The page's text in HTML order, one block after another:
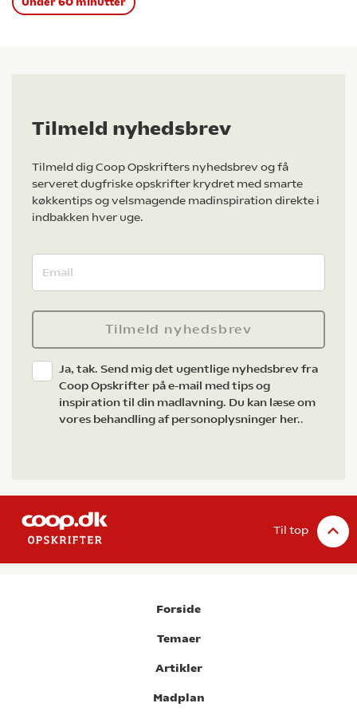
Tilmeld nyhedsbrev
Tilmeld dig Coop Opskrifters nyhedsbrev og få
serveret dugfriske opskrifter krydret med smarte
køkkentips og velsmagende madinspiration direkte i
indbakken hver uge.
Tilmeld nyhedsbrev
Ja, tak. Send mig det ugentlige nyhedsbrev fra
Coop Opskrifter på e-mail med tips og
inspiration til din madlavning. Du kan læse om
vores behandling af personoplysninger her..
Til top
Forside
Temaer
Artikler
Madplan